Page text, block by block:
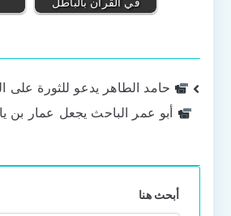
تصفّح
المقالات
حامد الطاهر يدعو للثورة على
أبو عمر الباحث يجعل عمار
أبحث هنا